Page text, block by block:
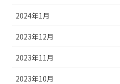
2024年1月
2023年12月
2023年11月
2023年10月